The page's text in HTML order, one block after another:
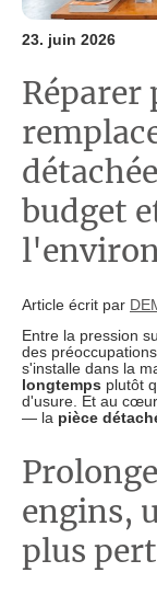
23. juin 2026
Réparer
budget
Article écrit par
Entre la pression
des
s'installe dans la
longtemps plutôt
d'usure. Et au
— la pièce
engins,
plus